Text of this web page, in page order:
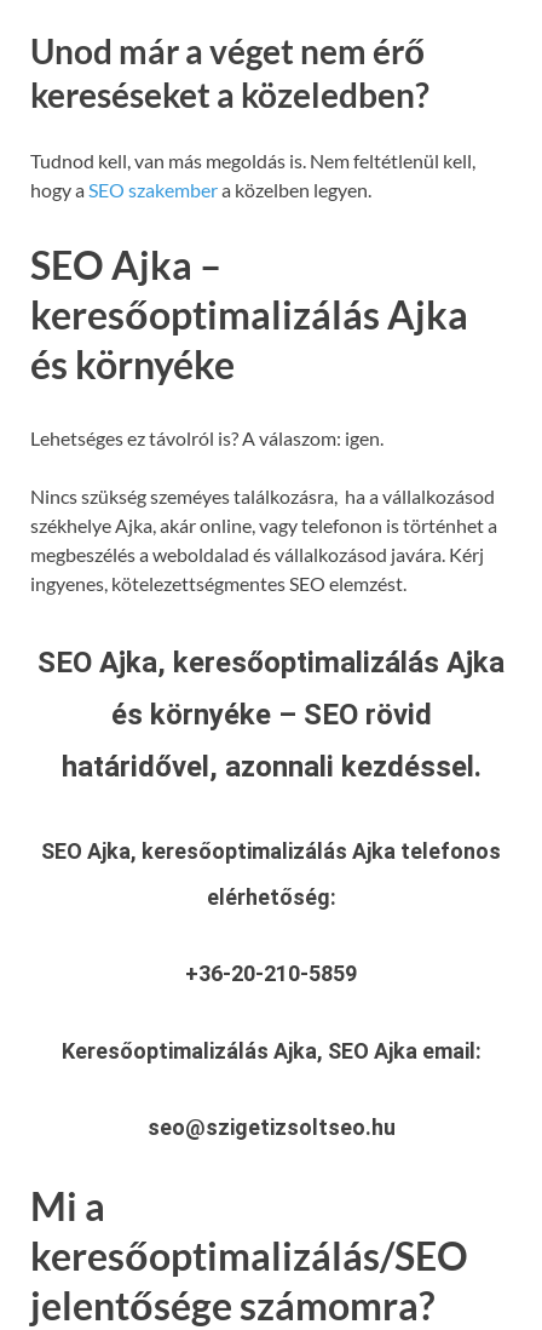
Unod már a véget nem érő
kereséseket a közeledben?
Tudnod kell, van más megoldás is. Nem feltétlenül kell,
hogy aSEO szakembera közelben legyen.
SEO Ajka –
keresőoptimalizálás Ajka
és környéke
Lehetséges ez távolról is? A válaszom: igen.
Nincs szükség szeméyes találkozásra, ha a vállalkozásod
székhelye Ajka, akár online, vagy telefonon is történhet a
megbeszélés a weboldalad és vállalkozásod javára. Kérj
ingyenes, kötelezettségmentes SEO elemzést.
SEO Ajka, keresőoptimalizálás Ajka
és környéke – SEO rövid
határidővel, azonnali kezdéssel.
SEO Ajka, keresőoptimalizálás Ajka telefonos
elérhetőség:
+36-20-210-5859
Keresőoptimalizálás Ajka, SEO Ajka email:
seo@szigetizsoltseo.hu
Mi a
keresőoptimalizálás/SEO
jelentősége számomra?